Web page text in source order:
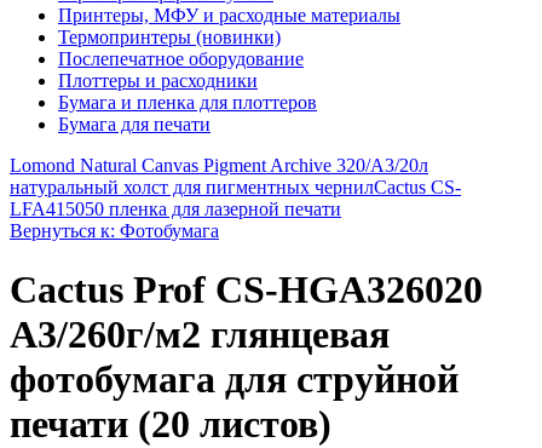
Принтеры, МФУ и расходные материалы
Термопринтеры (новинки)
Послепечатное оборудование
Плоттеры и расходники
Бумага и пленка для плоттеров
Бумага для печати
Lomond Natural Canvas Pigment Archive 320/A3/20л
натуральный холст для пигментных чернилCactus CS-
LFA415050 пленка для лазерной печати
Вернуться к: Фотобумага
Cactus Prof CS-HGA326020
A3/260г/м2 глянцевая
фотобумага для струйной
печати (20 листов)